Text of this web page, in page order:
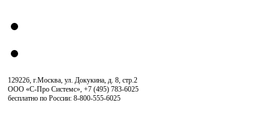
129226, г.Москва, ул. Докукина, д. 8, стр.2
ООО «С-Про Системс», +7 (495) 783-6025
бесплатно по России: 8-800-555-6025